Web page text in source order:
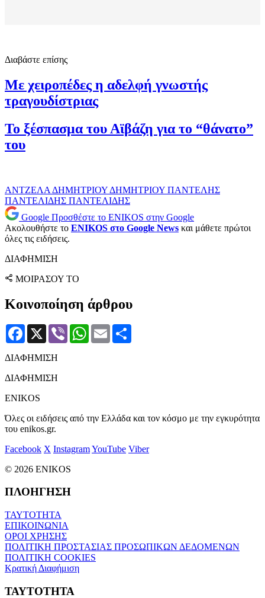
Διαβάστε επίσης
Με χειροπέδες η αδελφή γνωστής
τραγουδίστριας
Το ξέσπασμα του Αϊβάζη για το “θάνατο”
του
ΑΝΤΖΕΛΑ ΔΗΜΗΤΡΙΟΥ ΔΗΜΗΤΡΙΟΥ ΠΑΝΤΕΛΗΣ
ΠΑΝΤΕΛΙΔΗΣ ΠΑΝΤΕΛΙΔΗΣ
Google Προσθέστε το ENIKOS στην Google
Ακολουθήστε το ENIKOS στο Google News και μάθετε πρώτοι
όλες τις ειδήσεις.
ΔΙΑΦΗΜΙΣΗ
ΜΟΙΡΑΣΟΥ ΤΟ
Κοινοποίηση άρθρου
Facebook
X Viber WhatsApp
Email
ΔΙΑΦΗΜΙΣΗ
ΔΙΑΦΗΜΙΣΗ
ENIKOS
Όλες οι ειδήσεις από την Ελλάδα και τον κόσμο με την εγκυρότητα
του enikos.gr.
Facebook X InstagramYouTube Viber
© 2026 ENIKOS
ΠΛΟΗΓΗΣΗ
ΤΑΥΤΟΤΗΤΑ
ΕΠΙΚΟΙΝΩΝΙΑ
ΟΡΟΙ ΧΡΗΣΗΣ
ΠΟΛΙΤΙΚΗ ΠΡΟΣΤΑΣΙΑΣ ΠΡΟΣΩΠΙΚΩΝ ΔΕΔΟΜΕΝΩΝ
ΠΟΛΙΤΙΚΗ COOKIES
Κρατική Διαφήμιση
ΤΑΥΤΟΤΗΤΑ